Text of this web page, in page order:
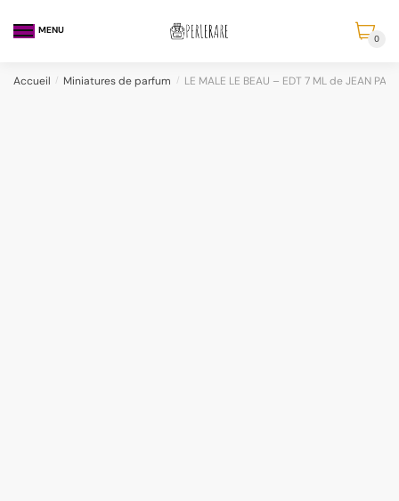
MENU
0
Accueil / Miniatures de parfum / LE MALE LE BEAU – EDT 7 ML de JEAN